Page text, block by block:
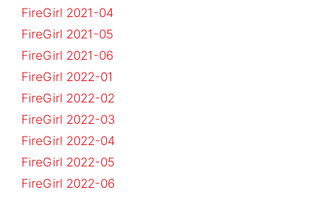
FireGirl 2021-04
FireGirl 2021-05
FireGirl 2021-06
FireGirl 2022-01
FireGirl 2022-02
FireGirl 2022-03
FireGirl 2022-04
FireGirl 2022-05
FireGirl 2022-06